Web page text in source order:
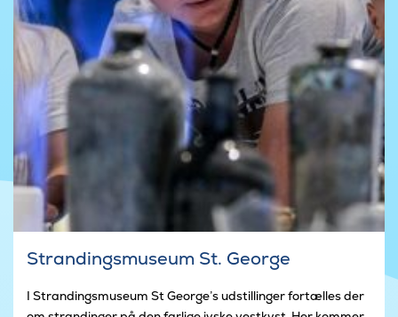
Strandingsmuseum St. George
I Strandingsmuseum St George’s udstillinger fortælles der